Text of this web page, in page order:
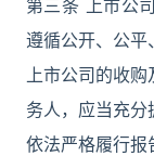
第三条 上市公
遵循公开、公平
上市公司的收
务人，应当充分
依法严格履行报